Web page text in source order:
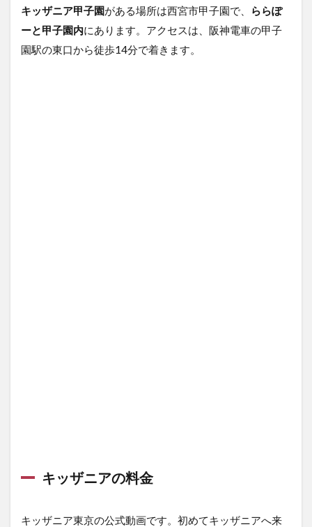
ニ
ア
の
予
キッザニア甲子園がある場所は西宮市甲子園で、
ららぽ
ーと甲子園内にあります。アクセスは、阪神電車の甲子
園駅の東口から徒歩14分で着きます。
キッザニアの料金
キッザニア東京の公式動画です。初めてキッザニアへ来